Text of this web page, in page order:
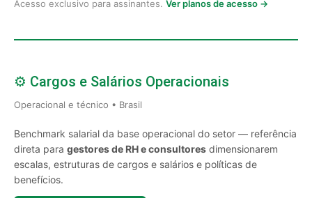
Acesso exclusivo para assinantes. Ver planos de acesso →
⚙️ Cargos e Salários Operacionais
Operacional e técnico • Brasil
Benchmark salarial da base operacional do setor — referência
direta para gestores de RH e consultores dimensionarem
escalas, estruturas de cargos e salários e políticas de
benefícios.